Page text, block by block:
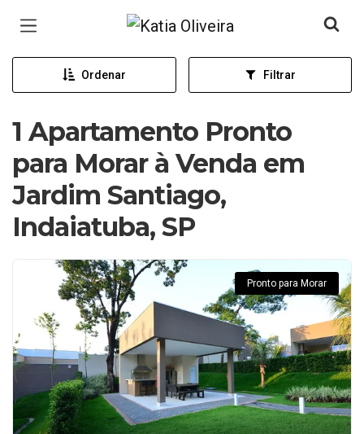
Página inicial
Ordenar Filtrar
1 Apartamento Pronto
para Morar à Venda em
Jardim Santiago,
Indaiatuba, SP
Pronto para Morar